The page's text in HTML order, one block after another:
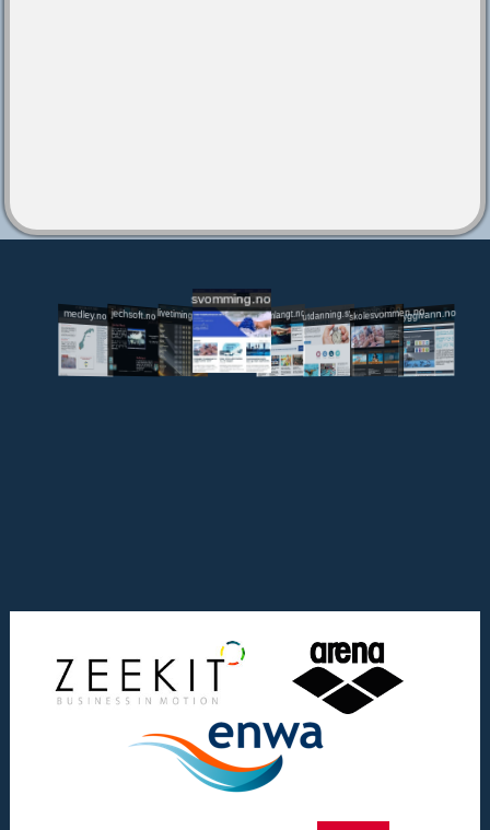
medley.no jechsoft.nolivetiming.medley.no
svomming.no
svomlangt.noutdanning.svomming.no
skolesvommen.notryggivann.no